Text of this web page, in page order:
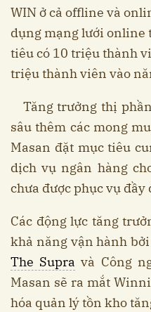
WIN ở cả offline và
dụng mạng lưới online
tiêu có 10 triệu thành
triệu thành viên vào
Tăng trưởng thị
sâu thêm các mong
Masan đặt mục tiêu
dịch vụ ngân hàng
chưa được phục vụ
Các động lực tăng
khả năng vận hành
The Supra và Công
Masan sẽ ra mắt
hóa quản lý tồn kho